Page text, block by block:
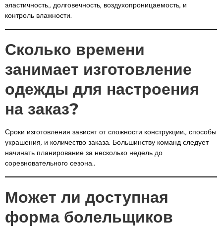
эластичность., долговечность, воздухопроницаемость, и
контроль влажности.
Сколько времени
занимает изготовление
одежды для настроения
на заказ?
Сроки изготовления зависят от сложности конструкции., способы
украшения, и количество заказа. Большинству команд следует
начинать планирование за несколько недель до
соревновательного сезона..
Может ли доступная
форма болельщиков